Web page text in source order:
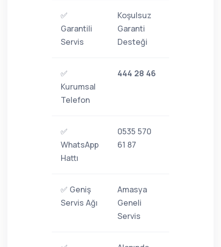
✅
Garantili
Servis
Koşulsuz
Garanti
Desteği
✅
Kurumsal
Telefon
444 28 46
✅
WhatsApp
Hattı
0535 570
61 87
✅ Geniş
Servis Ağı
Amasya
Geneli
Servis